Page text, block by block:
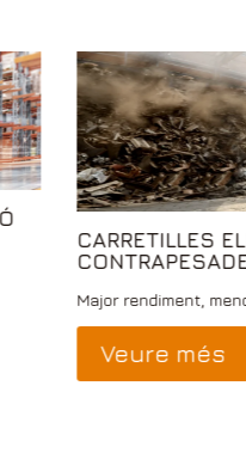
CARRETILLES
Major rendiment,
Veure més